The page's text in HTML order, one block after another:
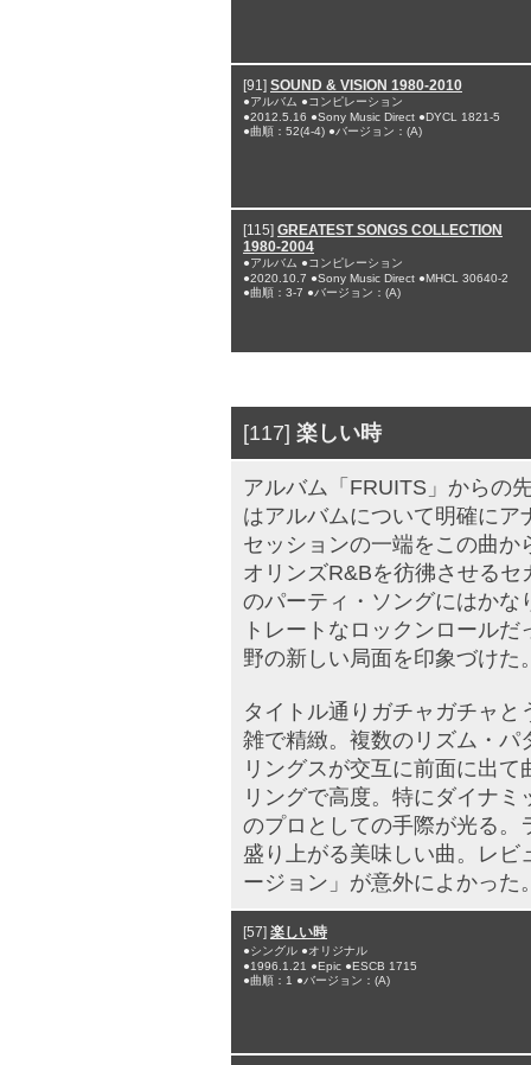
[91] SOUND & VISION 1980-2010
●アルバム ●コンピレーション
●2012.5.16 ●Sony Music Direct ●DYCL 1821-5
●曲順：52(4-4) ●バージョン：(A)
[115] GREATEST SONGS COLLECTION
1980-2004
●アルバム ●コンピレーション
●2020.10.7 ●Sony Music Direct ●MHCL 30640-2
●曲順：3-7 ●バージョン：(A)
[117] 楽しい時
アルバム「FRUITS」からの
はアルバムについて明確に
セッションの一端をこの曲
オリンズR&Bを彷彿させる
のパーティ・ソングにはかな
トレートなロックンロール
野の新しい局面を印象づけた
タイトル通りガチャガチャ
雑で精緻。複数のリズム・パ
リングスが交互に前面に出
リングで高度。特にダイナ
のプロとしての手際が光る。
盛り上がる美味しい曲。レ
ージョン」が意外によかった
[57] 楽しい時
●シングル ●オリジナル
●1996.1.21 ●Epic ●ESCB 1715
●曲順：1 ●バージョン：(A)